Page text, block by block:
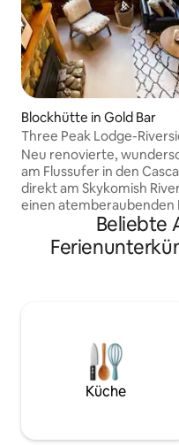
Blockhütte in Gold Bar
Three Peak Lodge-
Badewanne, Sauna,
Neu renovierte,
am Flussufer in den
direkt am Skykomish
einen atemberaubenden
Mt. Entspanne dich an
oder auf der
umlaufenden Terrasse,
Loft, neue Küche und
30 Sekunden zu
Wasserfällen, 2 Minuten
Wanderwegen, 30
Peak Cabin nebenan,
Beliebte
Küche